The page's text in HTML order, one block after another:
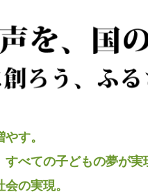
す。
すべての子どもの夢が
の実現。